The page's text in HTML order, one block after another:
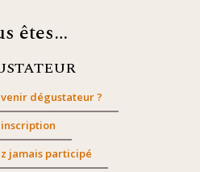
êtes…
dégustateur ?
jamais participé